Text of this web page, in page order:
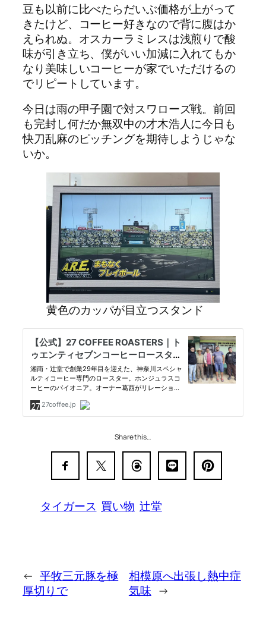
豆も以前に比べたらだいぶ価格が上がって
きたけど、コーヒー好きなので背に腹はか
えられぬ。オスカーラミレスは浅煎りで酸
味が引き立ち、僕がいい加減に入れてもか
なり美味しいコーヒーが家でいただけるの
でリピートしています。
今日は雨の甲子園で対スワローズ戦。前回
も完封し何だか無双中の才木浩人に今日も
快刀乱麻のピッチングを期待しようじゃな
いか。
黄色のカッパが目立つスタンド
Share this…
タイガース 買い物 辻堂
← 平牧三元豚を極
厚切りで
相模原へ出張し熱中症
気味 →